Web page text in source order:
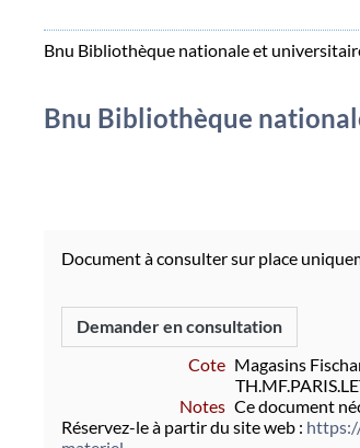
Bnu Bibliothèque nationale et
Bnu Bibliothèque
Document à consulter sur place
Demander en consultation
Cote Magasins
Notes Ce document
Réservez-le à partir du site web :